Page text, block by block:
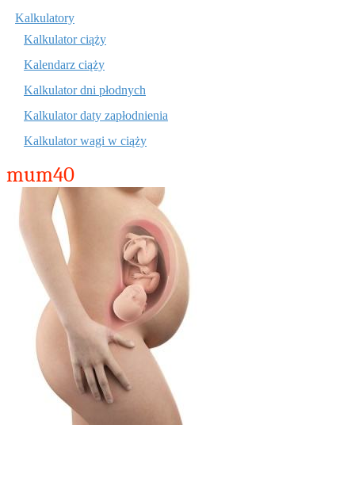
Kalkulatory
Kalkulator ciąży
Kalendarz ciąży
Kalkulator dni płodnych
Kalkulator daty zapłodnienia
Kalkulator wagi w ciąży
mum40